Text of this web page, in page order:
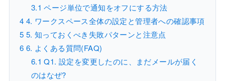
3.1 ページ単位で通知をオフにする方法
4 4. ワークスペース全体の設定と管理者への確認事項
5 5. 知っておくべき失敗パターンと注意点
6 6. よくある質問(FAQ)
6.1 Q1. 設定を変更したのに、まだメールが届く
のはなぜ?